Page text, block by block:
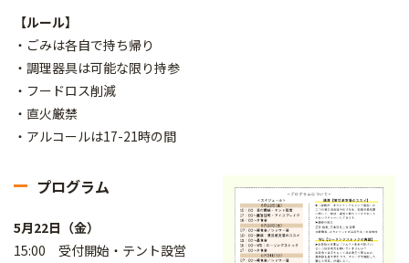
【ルール】
・ごみは各自で持ち帰り
・調理器具は可能な限り持参
・フードロス削減
・直火厳禁
・アルコールは17-21時の間
プログラム
5月22日（金）
15:00 受付開始・テント設営